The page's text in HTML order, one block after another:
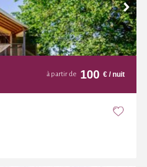
à partir de 100 € / nuit